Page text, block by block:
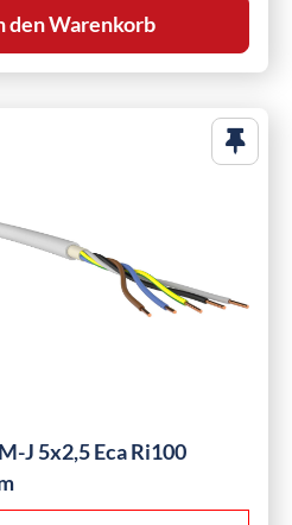
den Warenkorb
J 5x2,5 Eca Ri100